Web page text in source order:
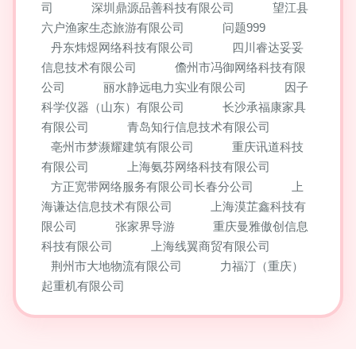
司
深圳鼎源品善科技有限公司
望江县
六户渔家生态旅游有限公司
问题999
丹东炜煜网络科技有限公司
四川睿达妥妥
信息技术有限公司
儋州市冯御网络科技有限
公司
丽水静远电力实业有限公司
因子
科学仪器（山东）有限公司
长沙承福康家具
有限公司
青岛知行信息技术有限公司
亳州市梦濒耀建筑有限公司
重庆讯道科技
有限公司
上海氨芬网络科技有限公司
方正宽带网络服务有限公司长春分公司
上
海谦达信息技术有限公司
上海漠芷鑫科技有
限公司
张家界导游
重庆曼雅傲创信息
科技有限公司
上海线翼商贸有限公司
荆州市大地物流有限公司
力福汀（重庆）
起重机有限公司